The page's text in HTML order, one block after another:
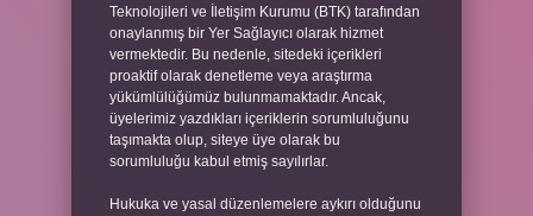
Teknolojileri ve İletişim Kurumu (BTK) tarafından
onaylanmış bir Yer Sağlayıcı olarak hizmet
vermektedir. Bu nedenle, sitedeki içerikleri
proaktif olarak denetleme veya araştırma
yükümlülüğümüz bulunmamaktadır. Ancak,
üyelerimiz yazdıkları içeriklerin sorumluluğunu
taşımakta olup, siteye üye olarak bu
sorumluluğu kabul etmiş sayılırlar.
Hukuka ve yasal düzenlemelere aykırı olduğunu